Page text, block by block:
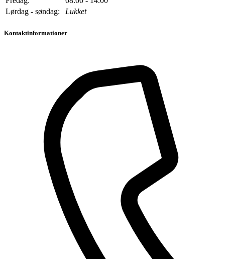
Lørdag - søndag:
Lukket
Kontaktinformationer